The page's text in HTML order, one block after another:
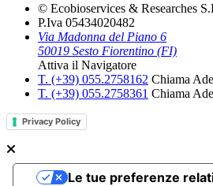
© Ecobioservices & Researches
P.Iva 05434020482
Via Madonna del Piano 6
50019 Sesto Fiorentino (FI)
Attiva il Navigatore
T. (+39­) 055.2758162­ Chiama
T. (+39­) 055.2758361­ Chiama
Privacy Policy
Le tue preferenze